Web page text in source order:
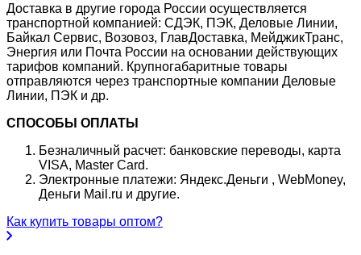
Доставка в другие города России осуществляется
транспортной компанией: СДЭК, ПЭК, Деловые Линии,
Байкал Сервис, Возовоз, ГлавДоставка, МейджикТранс,
Энергия или Почта России на основании действующих
тарифов компаний. Крупногабаритные товары
отправляются через транспортные компании Деловые
Линии, ПЭК и др.
СПОСОБЫ ОПЛАТЫ
Безналичный расчет: банковские переводы, карта
VISA, Master Card.
Электронные платежи: Яндекс.Деньги , WebMoney,
Деньги Mail.ru и другие.
Как купить товары оптом?